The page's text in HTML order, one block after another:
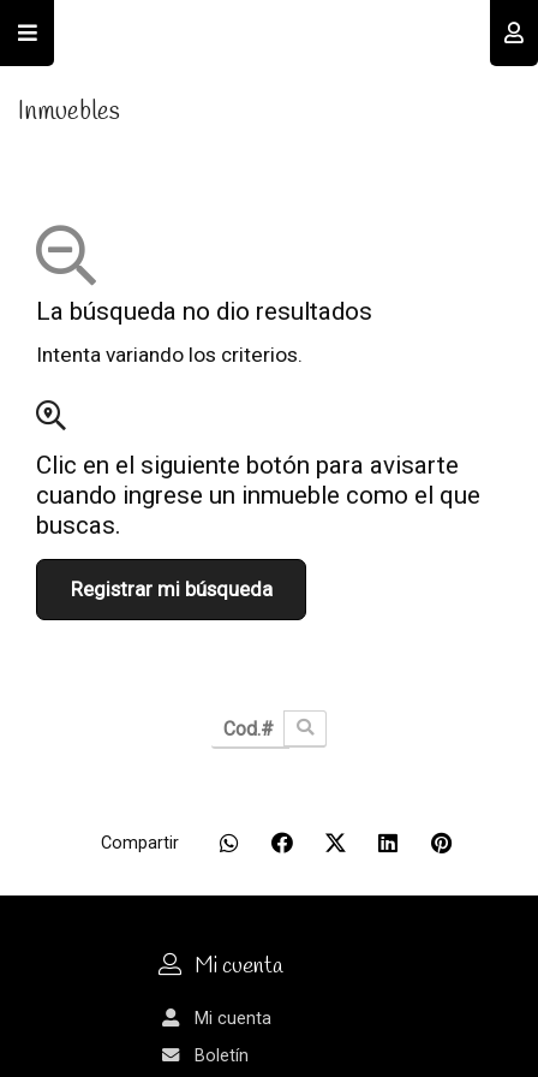
Recordar datos
Olvidé mi clave Registro
Inmuebles
La búsqueda no dio resultados
Intenta variando los criterios.
Clic en el siguiente botón para avisarte
cuando ingrese un inmueble como el que
buscas.
Registrar mi búsqueda
Compartir
Mi cuenta
Mi cuenta
Boletín